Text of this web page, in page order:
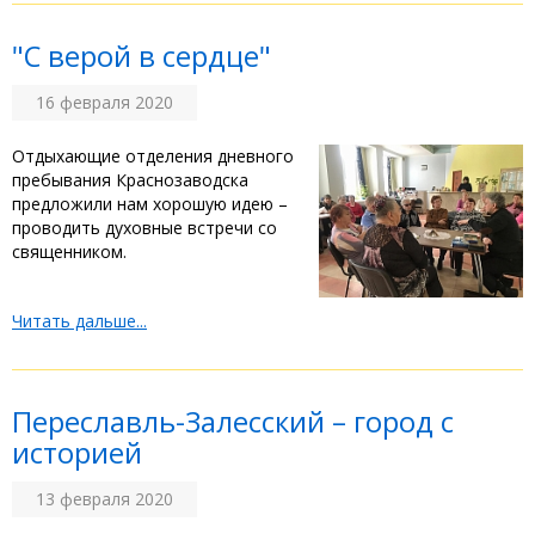
"С верой в сердце"
16 февраля 2020
Отдыхающие отделения дневного
пребывания Краснозаводска
предложили нам хорошую идею –
проводить духовные встречи со
священником.
Читать дальше...
Переславль-Залесский – город с
историей
13 февраля 2020